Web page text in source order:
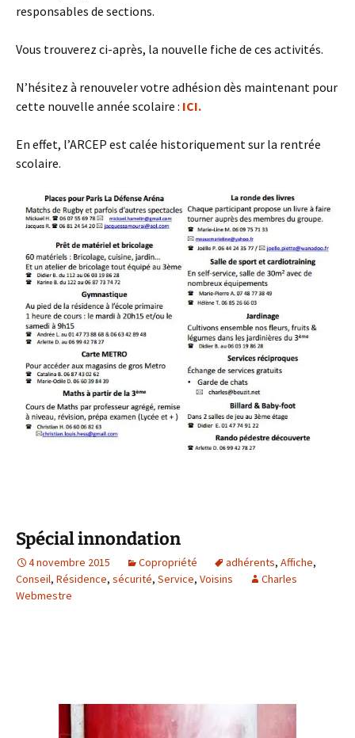
responsables de sections.
Vous trouverez ci-après, la nouvelle fiche de ces activités.
N’hésitez à renouveler votre adhésion dès maintenant pour
cette nouvelle année scolaire : ICI.
En effet, l’ARCEP est calée historiquement sur la rentrée
scolaire.
Spécial innondation
4 novembre 2015 Copropriété adhérents, Affiche,
Conseil, Résidence, sécurité, Service, Voisins
Charles
Webmestre